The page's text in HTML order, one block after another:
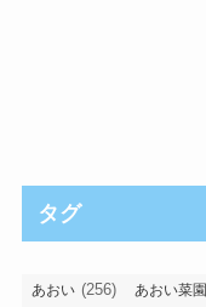
タグ
あおい (256) あおい菜園